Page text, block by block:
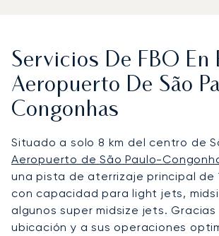
Servicios De FBO En
Aeropuerto De São
Congonhas
Situado a solo 8 km del centro de
Aeropuerto de São Paulo-
una pista de aterrizaje principal de
con capacidad para light jets,
algunos super midsize jets.
ubicación y a sus operaciones